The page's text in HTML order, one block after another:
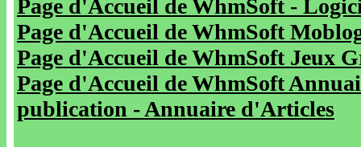
Page d'Accueil de WhmSoft -
Page d'Accueil de WhmSoft
Page d'Accueil de WhmSoft Jeux
Page d'Accueil de WhmSoft
publication - Annuaire d'Articles